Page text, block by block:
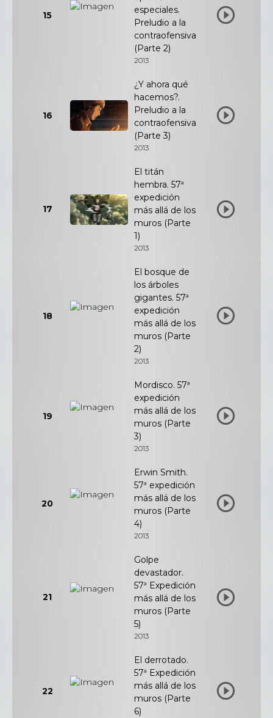
15
especiales.
Preludio a la
contraofensiva
(Parte 2)
2013
16
¿Y ahora qué
hacemos?.
Preludio a la
contraofensiva
(Parte 3)
2013
17
El titán
hembra. 57ª
expedición
más allá de los
muros (Parte
1)
2013
18
El bosque de
los árboles
gigantes. 57ª
expedición
más allá de los
muros (Parte
2)
2013
19
Mordisco. 57ª
expedición
más allá de los
muros (Parte
3)
2013
20
Erwin Smith.
57ª expedición
más allá de los
muros (Parte
4)
2013
21
Golpe
devastador.
57ª Expedición
más allá de los
muros (Parte
5)
2013
22
El derrotado.
57ª Expedición
más allá de los
muros (Parte
6)